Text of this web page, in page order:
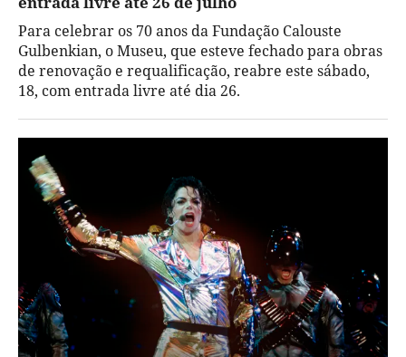
Para celebrar os 70 anos da Fundação Calouste
Gulbenkian, o Museu, que esteve fechado para obras
de renovação e requalificação, reabre este sábado,
18, com entrada livre até dia 26.